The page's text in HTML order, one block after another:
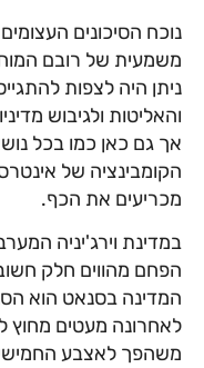
נוכח הסיכונים
משמעית של רובם
ניתן היה לצפות
והאליטות ולגיבוש
אך גם כאן כמו בכל
הקומבינציה של
מכריעים את הכף.
הפחם מהווים חלק
המדינה בסנאט הוא
לאחרונה מעטים מחוץ
משהפך לאצבע